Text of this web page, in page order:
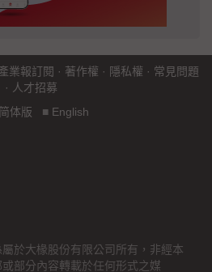
業報訂閱 · 著作權 · 隱私權 · 常見問題
· 人才招募
体版 ■ English
於大椽股份有限公司所有，非經本
部分內容轉載於任何形式之媒